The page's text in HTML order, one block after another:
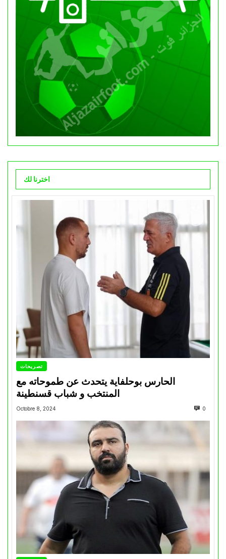
اخترنا لك
تصريحات
الحارس بوحلفاية يتحدث عن طموحاته مع
المنتخب و شباب قسنطينة
Octobre 8, 2024 0